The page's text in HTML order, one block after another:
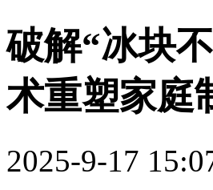
破解“冰块
术重塑家庭
2025-9-17